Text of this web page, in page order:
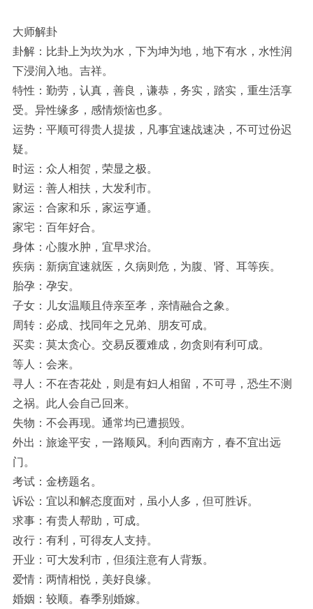
大师解卦
卦解：比卦上为坎为水，下为坤为地，地下有水，水性润
下浸润入地。吉祥。
特性：勤劳，认真，善良，谦恭，务实，踏实，重生活享
受。异性缘多，感情烦恼也多。
运势：平顺可得贵人提拔，凡事宜速战速决，不可过份迟
疑。
时运：众人相贺，荣显之极。
财运：善人相扶，大发利市。
家运：合家和乐，家运亨通。
家宅：百年好合。
身体：心腹水肿，宜早求治。
疾病：新病宜速就医，久病则危，为腹、肾、耳等疾。
胎孕：孕安。
子女：儿女温顺且侍亲至孝，亲情融合之象。
周转：必成、找同年之兄弟、朋友可成。
买卖：莫太贪心。交易反覆难成，勿贪则有利可成。
等人：会来。
寻人：不在杏花处，则是有妇人相留，不可寻，恐生不测
之祸。此人会自己回来。
失物：不会再现。通常均已遭损毁。
外出：旅途平安，一路顺风。利向西南方，春不宜出远
门。
考试：金榜题名。
诉讼：宜以和解态度面对，虽小人多，但可胜诉。
求事：有贵人帮助，可成。
改行：有利，可得友人支持。
开业：可大发利市，但须注意有人背叛。
爱情：两情相悦，美好良缘。
婚姻：较顺。春季别婚嫁。